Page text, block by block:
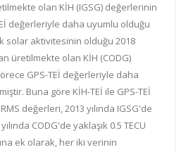
olan KİH (IGSG) değerlerinin
değerleriyle daha uyumlu olduğu
solar aktivitesinin olduğu 2018
üretilmekte olan KİH (CODG)
GPS-TEİ değerleriyle daha
Buna göre KİH-TEİ ile GPS-TEİ
değerleri, 2013 yılında IGSG'de
CODG'de yaklaşık 0.5 TECU
ek olarak, her iki verinin